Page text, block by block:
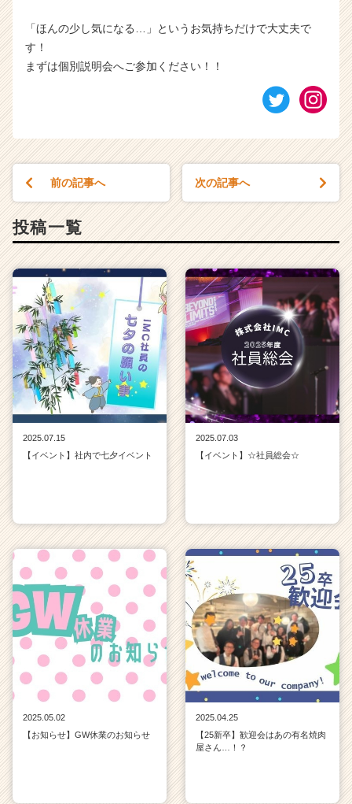
「ほんの少し気になる…」というお気持ちだけで大丈夫で
す！
まずは個別説明会へご参加ください！！
前の記事へ 次の記事へ
投稿一覧
2025.07.15
【イベント】社内で七夕イベント
2025.07.03
【イベント】☆社員総会☆
2025.05.02
【お知らせ】GW休業のお知らせ
2025.04.25
【25新卒】歓迎会はあの有名焼肉
屋さん…！？